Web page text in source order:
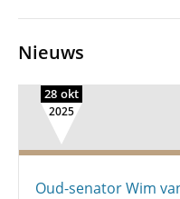
Nieuws
28 okt
2025
Oud-senator Wim